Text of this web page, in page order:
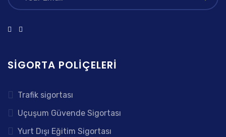
SIGORTA POLIÇELERI
Trafik sigortası
Uçuşum Güvende Sigortası
Yurt Dışı Eğitim Sigortası